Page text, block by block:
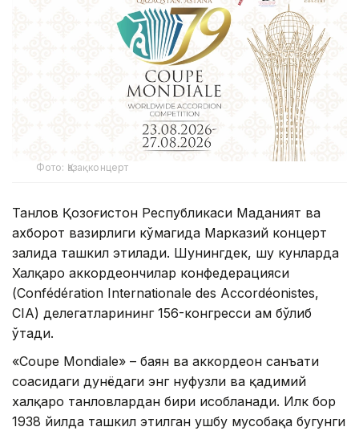
Фото: Қазақконцерт
Танлов Қозоғистон Республикаси Маданият ва
ахборот вазирлиги кўмагида Марказий концерт
залида ташкил этилади. Шунингдек, шу кунларда
Халқаро аккордеончилар конфедерацияси
(Confédération Internationale des Accordéonistes,
CIA) делегатларининг 156-конгресси ҳам бўлиб
ўтади.
«Coupe Mondiale» – баян ва аккордеон санъати
соҳасидаги дунёдаги энг нуфузли ва қадимий
халқаро танловлардан бири ҳисобланади. Илк бор
1938 йилда ташкил этилган ушбу мусобақа бугунги